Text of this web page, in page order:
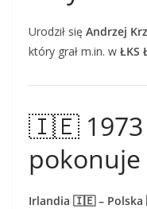
Urodził się Andrzej
który grał m.in. w
🇮🇪 1973
pokonuje
Irlandia 🇮🇪 –